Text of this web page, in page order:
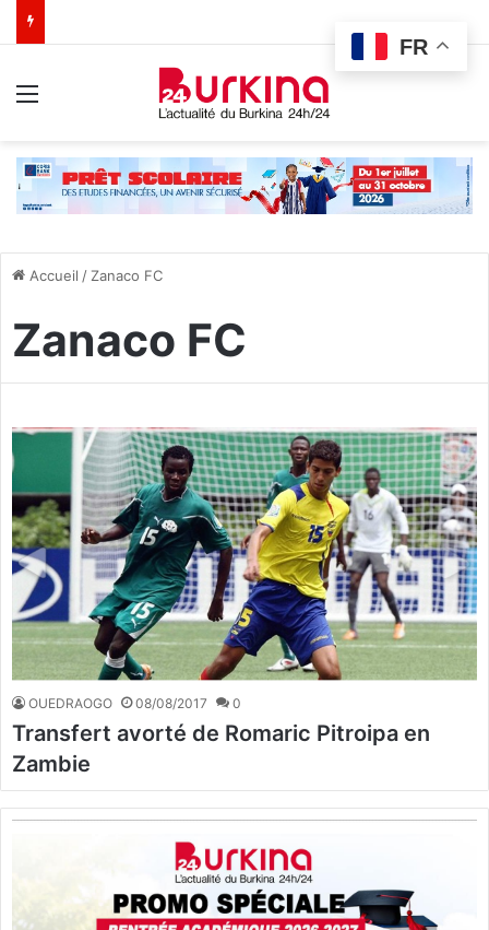
Accueil / Zanaco FC
Zanaco FC
OUEDRAOGO 08/08/2017 0
Transfert avorté de Romaric Pitroipa en
Zambie
FR